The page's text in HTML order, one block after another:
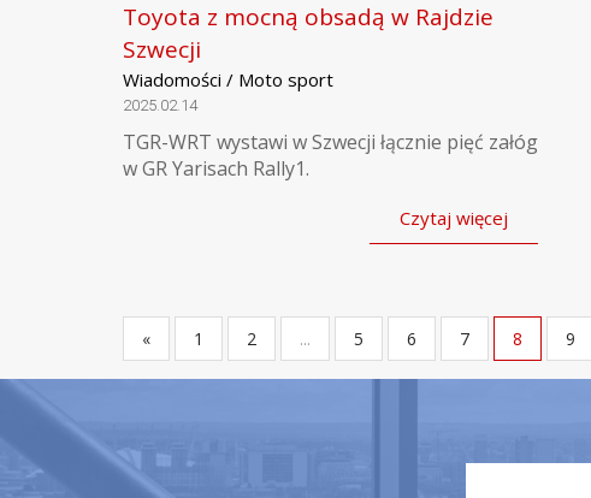
Toyota z mocną obsadą w Rajdzie
Szwecji
Wiadomości / Moto sport
2025.02.14
TGR-WRT wystawi w Szwecji łącznie pięć załóg
w GR Yarisach Rally1.
Czytaj więcej
« 1 2 ... 5 6 7 8 9